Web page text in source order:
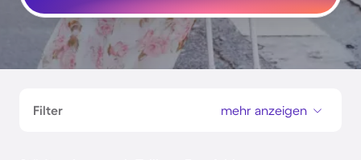
Filter mehr anzeigen